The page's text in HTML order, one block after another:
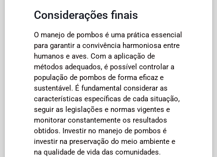
Considerações finais
O manejo de pombos é uma prática essencial
para garantir a convivência harmoniosa entre
humanos e aves. Com a aplicação de
métodos adequados, é possível controlar a
população de pombos de forma eficaz e
sustentável. É fundamental considerar as
características específicas de cada situação,
seguir as legislações e normas vigentes e
monitorar constantemente os resultados
obtidos. Investir no manejo de pombos é
investir na preservação do meio ambiente e
na qualidade de vida das comunidades.